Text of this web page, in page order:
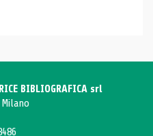
BIBLIOGRAFICA srl